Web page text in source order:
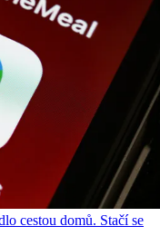
cestou domů. Stačí se